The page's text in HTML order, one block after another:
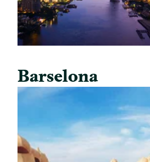
Barselona